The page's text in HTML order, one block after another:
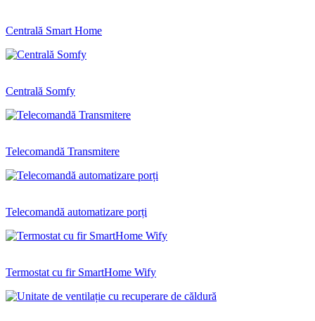
Centrală Smart Home
Centrală Somfy
Telecomandă Transmitere
Telecomandă automatizare porți
Termostat cu fir SmartHome Wify